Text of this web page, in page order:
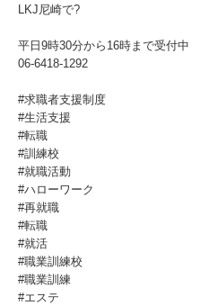
LKJ尼崎で?
平日9時30分から16時まで受付中
06-6418-1292
#求職者支援制度
#生活支援
#転職
#訓練校
#就職活動
#ハローワーク
#再就職
#転職
#就活
#職業訓練校
#職業訓練
#エステ